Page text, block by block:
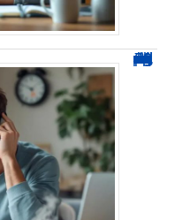
0270 démarchage : comment repérer, bloquer et signaler ces appels